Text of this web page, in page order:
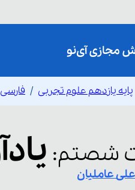
پایه یازدهم علوم تجربی
شصتم:
عاملیان